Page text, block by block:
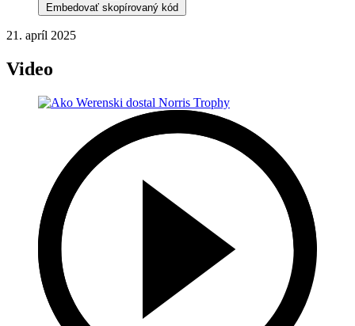
Embedovať skopírovaný kód
21. apríl 2025
Video